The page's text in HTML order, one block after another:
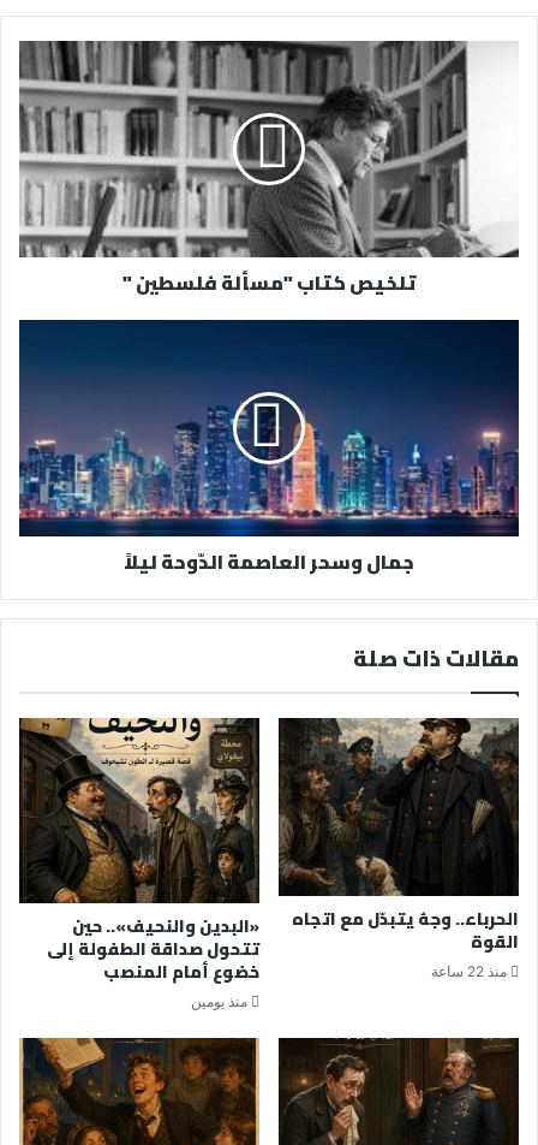
ر
تلخيص كتاب "مسألة فلسطين "
جمال وسحر العاصمة الدّوحة ليلاً
مقالات ذات صلة
الحرباء.. وجهٌ يتبدّل مع اتجاه
القوة
منذ 22 ساعة
«البدين والنحيف».. حين
تتحول صداقة الطفولة إلى
خضوع أمام المنصب
منذ يومين